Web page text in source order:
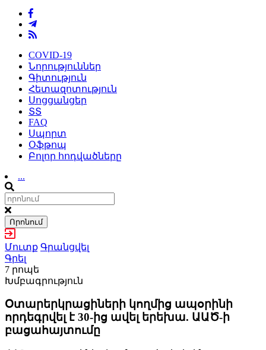
COVID-19
Նորություններ
Գիտություն
Հետազոտություն
Սոցցանցեր
ՏՏ
FAQ
Սպորտ
Օֆթոպ
Բոլոր հոդվածները
...
Որոնում
Մուտք Գրանցվել
Գրել
7 րոպե
Խմբագրություն
Օտարերկրացիների կողմից ապօրինի
որդեգրվել է 30-ից ավել երեխա. ԱԱԾ-ի
բացահայտումը